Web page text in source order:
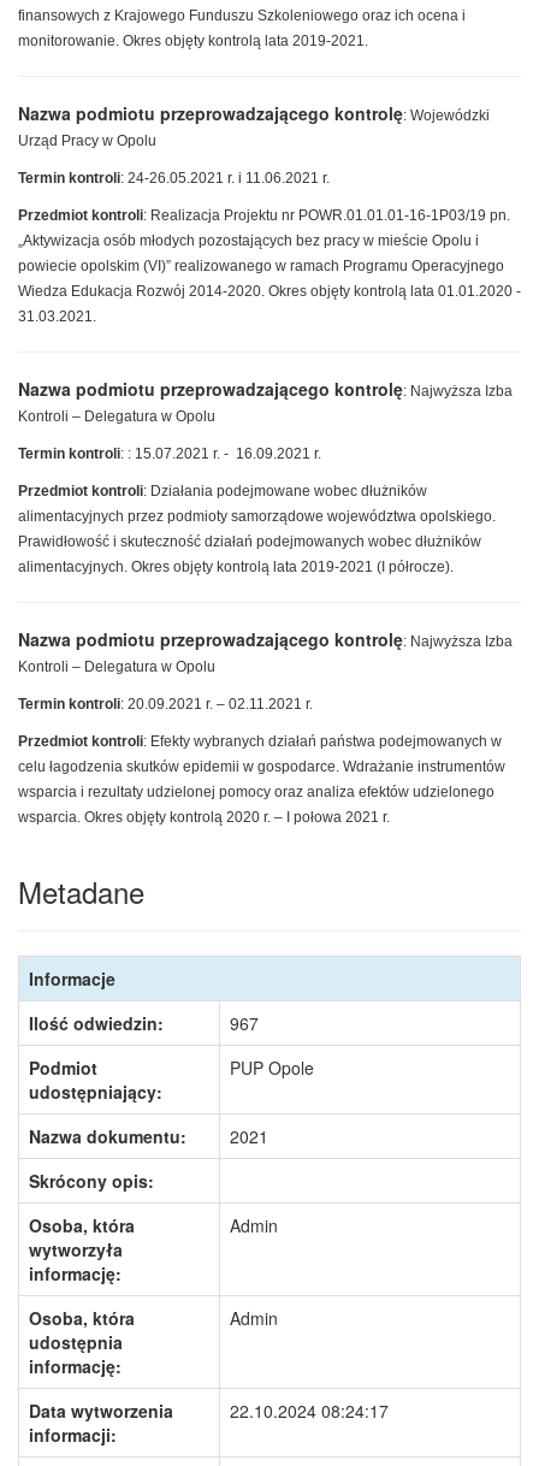
finansowych z Krajowego Funduszu Szkoleniowego oraz ich ocena i
monitorowanie. Okres objęty kontrolą lata 2019-2021.
Nazwa podmiotu przeprowadzającego kontrolę: Wojewódzki
Urząd Pracy w Opolu
Termin kontroli: 24-26.05.2021 r. i 11.06.2021 r.
Przedmiot kontroli: Realizacja Projektu nr POWR.01.01.01-16-1P03/19 pn.
„Aktywizacja osób młodych pozostających bez pracy w mieście Opolu i
powiecie opolskim (VI)” realizowanego w ramach Programu Operacyjnego
Wiedza Edukacja Rozwój 2014-2020. Okres objęty kontrolą lata 01.01.2020 -
31.03.2021.
Nazwa podmiotu przeprowadzającego kontrolę: Najwyższa Izba
Kontroli – Delegatura w Opolu
Termin kontroli: : 15.07.2021 r. - 16.09.2021 r.
Przedmiot kontroli: Działania podejmowane wobec dłużników
alimentacyjnych przez podmioty samorządowe województwa opolskiego.
Prawidłowość i skuteczność działań podejmowanych wobec dłużników
alimentacyjnych. Okres objęty kontrolą lata 2019-2021 (I półrocze).
Nazwa podmiotu przeprowadzającego kontrolę: Najwyższa Izba
Kontroli – Delegatura w Opolu
Termin kontroli: 20.09.2021 r. – 02.11.2021 r.
Przedmiot kontroli: Efekty wybranych działań państwa podejmowanych w
celu łagodzenia skutków epidemii w gospodarce. Wdrażanie instrumentów
wsparcia i rezultaty udzielonej pomocy oraz analiza efektów udzielonego
wsparcia. Okres objęty kontrolą 2020 r. – I połowa 2021 r.
Metadane
Informacje
Ilość odwiedzin:
967
Podmiot
udostępniający:
PUP Opole
Nazwa dokumentu:
2021
Skrócony opis:
Osoba, która
wytworzyła
informację:
Admin
Osoba, która
udostępnia
informację:
Admin
Data wytworzenia
informacji:
22.10.2024 08:24:17